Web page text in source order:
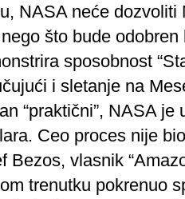
NASA neće dozvoliti
što bude
sposobnost
i sletanje na
“praktični”, NASA
Ceo proces nije
Bezos, vlasnik
trenutku pokrenuo